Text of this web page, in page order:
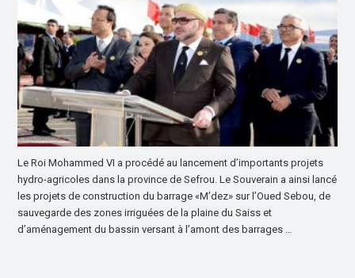
Le Roi Mohammed VI a procédé au lancement d’importants projets
hydro-agricoles dans la province de Sefrou. Le Souverain a ainsi lancé
les projets de construction du barrage «M’dez» sur l’Oued Sebou, de
sauvegarde des zones irriguées de la plaine du Saiss et
d’aménagement du bassin versant à l’amont des barrages …